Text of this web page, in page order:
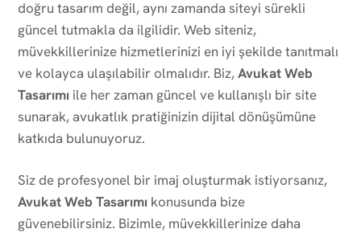
doğru tasarım değil, aynı zamanda siteyi sürekli
güncel tutmakla da ilgilidir. Web siteniz,
müvekkillerinize hizmetlerinizi en iyi şekilde tanıtmalı
ve kolayca ulaşılabilir olmalıdır. Biz,Avukat Web
Tasarımı ile her zaman güncel ve kullanışlı bir site
sunarak, avukatlık pratiğinizin dijital dönüşümüne
katkıda bulunuyoruz.
Siz de profesyonel bir imaj oluşturmak istiyorsanız,
Avukat Web Tasarımı konusunda bize
güvenebilirsiniz. Bizimle, müvekkillerinize daha